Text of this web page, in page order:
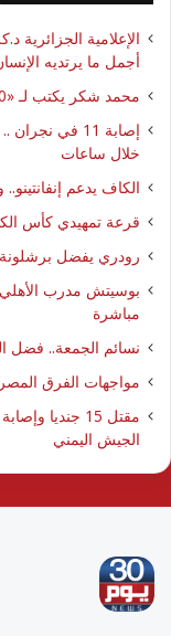
أجمل ما يرتديه
محمد شكر يكتب لـ «30 يوم»: «الكرنك».. أزمة سينما أتلفها الهوى
إصابة 11 في
خلال ساعات
الكاف يدعم
قرعة تمهيدي كأس
رودري يفضل برشلونة
بوسيتش مدرب الأهلي
مباشرة
نسائم الجمعة.. فضل
مواجهات الفرق
مقتل 15
الجيش اليمني